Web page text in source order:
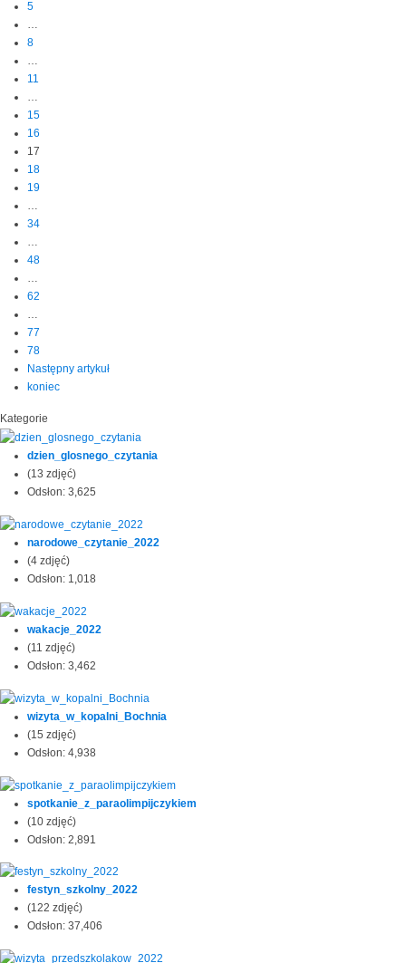
5
…
8
…
11
…
15
16
17
18
19
…
34
…
48
…
62
…
77
78
Następny artykuł
koniec
Kategorie
dzien_glosnego_czytania
(13 zdjęć)
Odsłon: 3,625
narodowe_czytanie_2022
(4 zdjęć)
Odsłon: 1,018
wakacje_2022
(11 zdjęć)
Odsłon: 3,462
wizyta_w_kopalni_Bochnia
(15 zdjęć)
Odsłon: 4,938
spotkanie_z_paraolimpijczykiem
(10 zdjęć)
Odsłon: 2,891
festyn_szkolny_2022
(122 zdjęć)
Odsłon: 37,406